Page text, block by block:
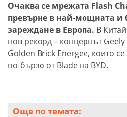
Очаква се мрежата Flash
превърне в най-мощната и
зареждане в Европа. В
нов рекорд – концернът
Golden Brick Energee, които
по-бързо от Blade на BYD.
Още по темата: